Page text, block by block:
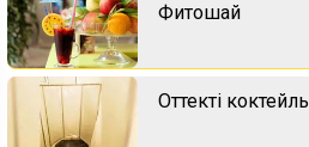
Фитошай
Оттекті коктейль